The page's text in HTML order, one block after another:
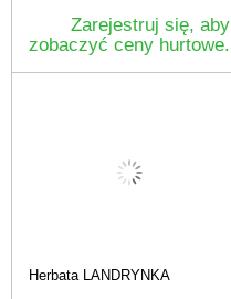
Zarejestruj się, aby
zobaczyć ceny hurtowe.
Herbata LANDRYNKA